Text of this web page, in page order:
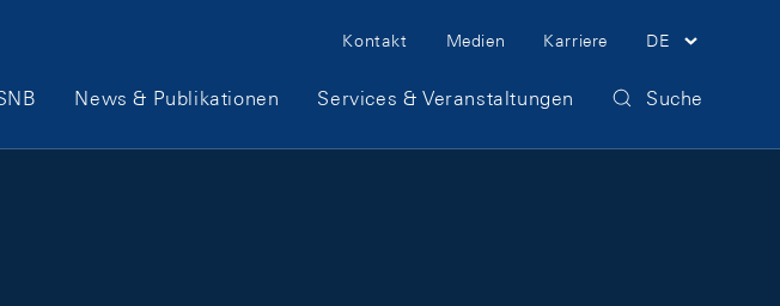
Meta Navigation
Kontakt Medien Karriere DE
News & Publikationen Services & Veranstaltungen Suche